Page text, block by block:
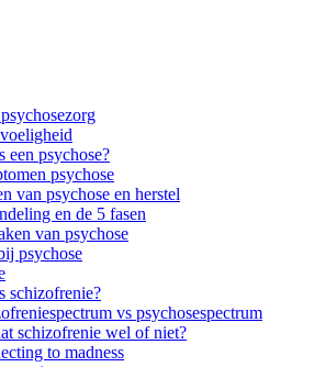
een psychose?
psychose
van psychose en herstel
en de 5 fasen
van psychose
psychose
schizofrenie?
vs psychosespectrum
schizofrenie wel of niet?
to madness